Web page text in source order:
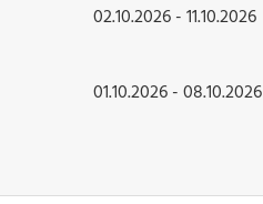
02.10.2026 - 11.10.2026
01.10.2026 - 08.10.2026